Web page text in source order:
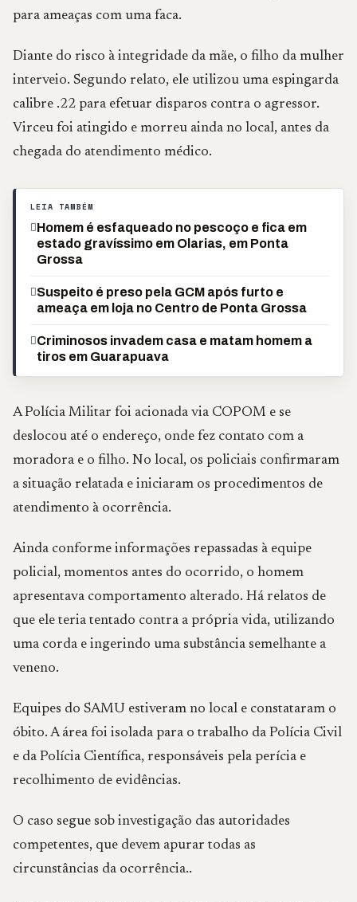
para ameaças com uma faca.
Diante do risco à integridade da mãe, o filho da mulher
interveio. Segundo relato, ele utilizou uma espingarda
calibre .22 para efetuar disparos contra o agressor.
Virceu foi atingido e morreu ainda no local, antes da
chegada do atendimento médico.
LEIA TAMBÉM
Homem é esfaqueado no pescoço e fica em
estado gravíssimo em Olarias, em Ponta
Grossa
Suspeito é preso pela GCM após furto e
ameaça em loja no Centro de Ponta Grossa
Criminosos invadem casa e matam homem a
tiros em Guarapuava
A Polícia Militar foi acionada via COPOM e se
deslocou até o endereço, onde fez contato com a
moradora e o filho. No local, os policiais confirmaram
a situação relatada e iniciaram os procedimentos de
atendimento à ocorrência.
Ainda conforme informações repassadas à equipe
policial, momentos antes do ocorrido, o homem
apresentava comportamento alterado. Há relatos de
que ele teria tentado contra a própria vida, utilizando
uma corda e ingerindo uma substância semelhante a
veneno.
Equipes do SAMU estiveram no local e constataram o
óbito. A área foi isolada para o trabalho da Polícia Civil
e da Polícia Científica, responsáveis pela perícia e
recolhimento de evidências.
O caso segue sob investigação das autoridades
competentes, que devem apurar todas as
circunstâncias da ocorrência..